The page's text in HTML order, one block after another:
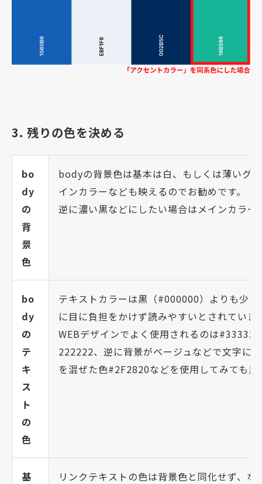
3. 残りの色を決める
bo
dy
の
背
景
色
bodyの背景色は基本は白、もしくは薄いグ
インカラーなども映えるのでお勧めです。
逆に濃い黒などにしたい場合はメインカラ
bo
dy
の
テ
キ
ス
ト
の
色
テキストカラーは黒（#000000）よりも少
に目に負担をかけず読みやすいとされていま
WEBデザインでよく使用されるのは
222222、逆に背景がベージュなどで文字に
を混ぜた色#2F2820などを使用してみても良
基
リンクテキストの色は背景色と同化せず、